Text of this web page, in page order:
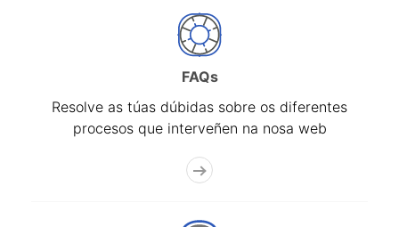
FAQs
Resolve as túas dúbidas sobre os diferentes
procesos que interveñen na nosa web